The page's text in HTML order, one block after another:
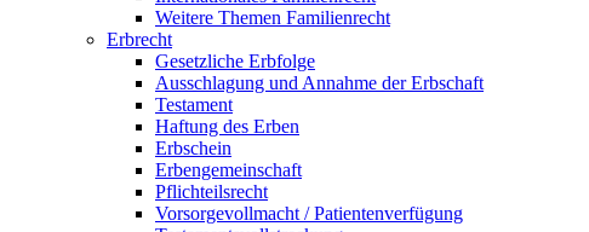
Weitere Themen Familienrecht
Erbrecht
Gesetzliche Erbfolge
Ausschlagung und Annahme der Erbschaft
Testament
Haftung des Erben
Erbschein
Erbengemeinschaft
Pflichteilsrecht
Vorsorgevollmacht / Patientenverfügung